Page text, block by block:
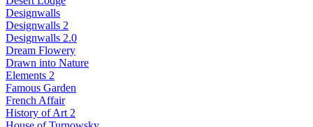
Designwalls
Designwalls 2
Designwalls 2.0
Dream Flowery
Drawn into Nature
Elements 2
Famous Garden
French Affair
History of Art 2